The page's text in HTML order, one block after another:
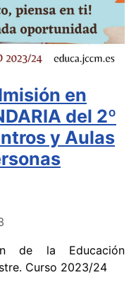
en
del 2º
y Aulas
de la Educación
Curso 2023/24